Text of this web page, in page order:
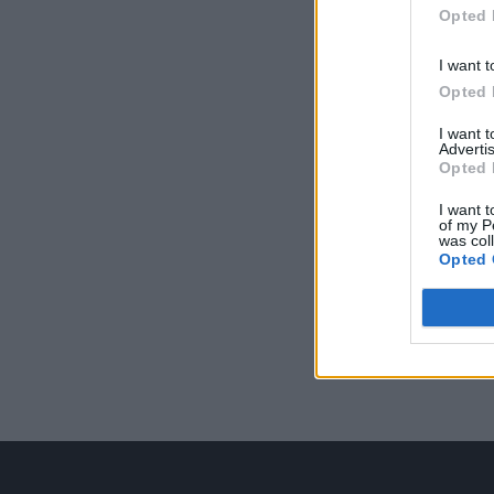
Opted
I want
Opted
I want
Opted
I want
of my
was
Opted